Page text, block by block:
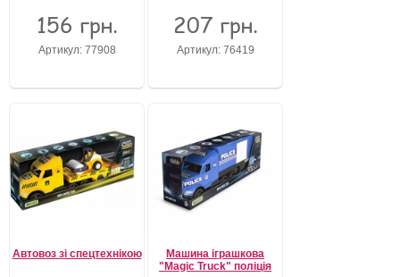
156 грн.
Артикул: 77908
207 грн.
Артикул: 76419
Автовоз зі спецтехнікою
Машина іграшкова
"Magic Truck" поліція